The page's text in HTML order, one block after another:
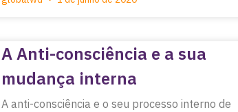
A Anti-consciência e a sua
mudança interna
A anti-consciência e o seu processo interno de